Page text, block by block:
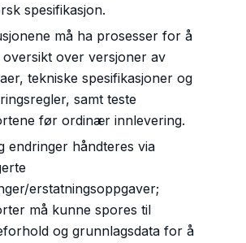
spesifikasjon.
må ha prosesser for å
oversikt over versjoner av
tekniske spesifikasjoner og
samt teste
før ordinær innlevering.
endringer håndteres via
erstatningsoppgaver;
må kunne spores til
og grunnlagsdata for å